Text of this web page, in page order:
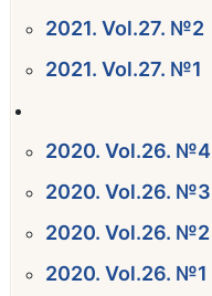
2021. Vol.27. №2
2021. Vol.27. №1
2020. Vol.26. №4
2020. Vol.26. №3
2020. Vol.26. №2
2020. Vol.26. №1